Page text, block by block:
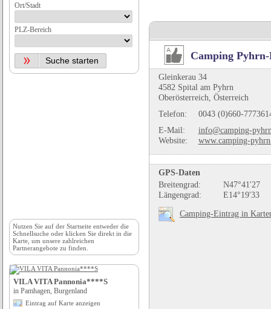
Camping
Gleinkerau 34
4582 Spital am Pyhrn
Oberösterreich, Österreich
Telefon:
0043 (0)660-
E-Mail:
info@camping-
Website:
www.camping-
GPS-Daten
Breitengrad:
N47°41'27
Längengrad:
E14°19'33
Camping-Eintrag in
Ort/Stadt
PLZ-Bereich
Nutzen Sie auf der Startseite entweder die
Schnellsuche oder klicken Sie direkt in die
Karte, um unsere zahlreichen
Partnerangebote zu finden.
VILA VITA Pannonia****S
in Pamhagen, Burgenland
Eintrag auf Karte anzeigen